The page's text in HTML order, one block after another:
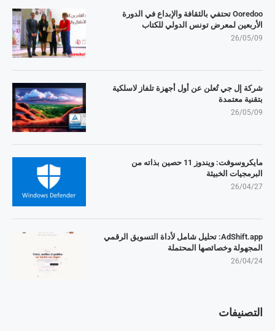
Ooredoo تحتفي بالثقافة والإبداع في الدورة
الأربعين لمعرض تونس الدولي للكتاب
26/05/09
شركة إل جي تُعلن عن أول أجهزة تلفاز لاسلكية
بتقنية معتمدة
26/05/09
مايكروسوفت: ويندوز 11 حصين بذاته من
البرمجيات الخبيثة
26/04/27
AdShift.app: تحليل شامل لأداة التسويق الرقمي
المجهولة وخصائصها المحتملة
26/04/24
التصنيفات